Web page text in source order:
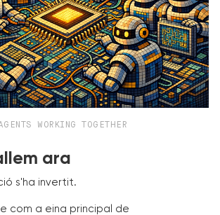
WORKING TOGETHER
ara
s'ha invertit.
com a eina principal de